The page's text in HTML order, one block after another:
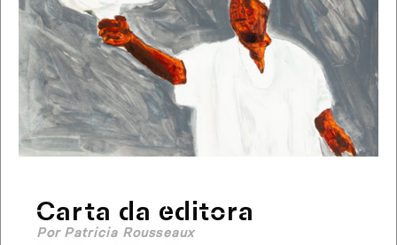
Carta da editora
Por Patricia Rousseaux